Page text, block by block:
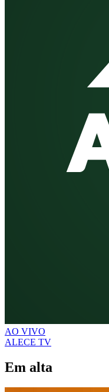
AO VIVO
ALECE TV
Em alta